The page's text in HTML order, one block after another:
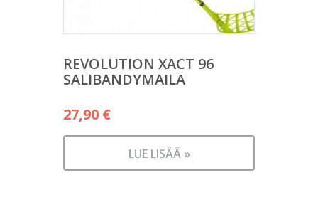
REVOLUTION XACT 96
SALIBANDYMAILA
27,90 €
LUE LISÄÄ »